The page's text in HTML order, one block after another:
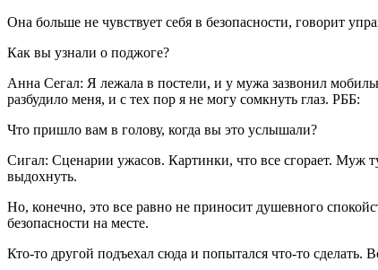
Она больше не чувствует себя в безопасности, говорит
Как вы узнали о поджоге?
Анна Сегал: Я лежала в постели, и у мужа зазвонил
разбудило меня, и с тех пор я не могу сомкнуть глаз. РББ:
Что пришло вам в голову, когда вы это услышали?
Сигал: Сценарии ужасов. Картинки, что все сгорает. Муж
выдохнуть.
Но, конечно, это все равно не приносит душевного
безопасности на месте.
Кто-то другой подъехал сюда и попытался что-то